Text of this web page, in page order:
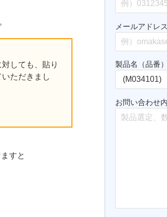
しても、貼り
ただきまし
すと
メールアドレス
製品名（品番）
お問い合わせ